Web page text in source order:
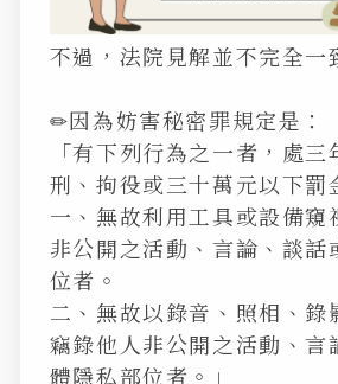
不過，法院見解並不完全一
✏因為妨害秘密罪規定是：
「有下列行為之一者，處
刑、拘役或三十萬元以下罰
一、無故利用工具或設備窺
非公開之活動、言論、談話
位者。
二、無故以錄音、照相、錄
竊錄他人非公開之活動、言